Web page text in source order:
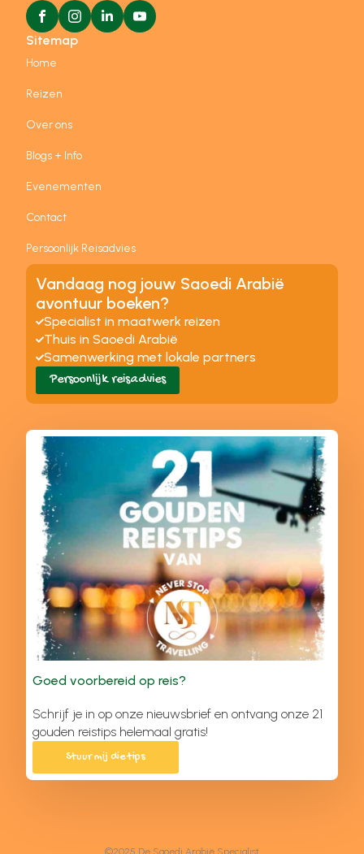
Sitemap
Home
Reizen
Over ons
Blogs + Info
Evenementen
Contact
Persoonlijk Reisadvies
Vandaag nog jouw Saoedi Arabië
avontuur boeken?
Specialist in maatwerk reizen
Thuis in Saoedi Arabië
Samenwerking met lokale partners
Persoonlijk reisadvies
Goed voorbereid op reis?
Schrijf je in op onze nieuwsbrief en ontvang onze 21
gouden reistips helemaal gratis!
Stuur mij die tips
©2025 De Saoedi Arabië Specialist